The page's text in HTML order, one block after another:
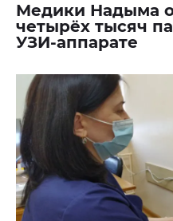
Медики Надыма
четырёх тысяч
УЗИ-аппарате